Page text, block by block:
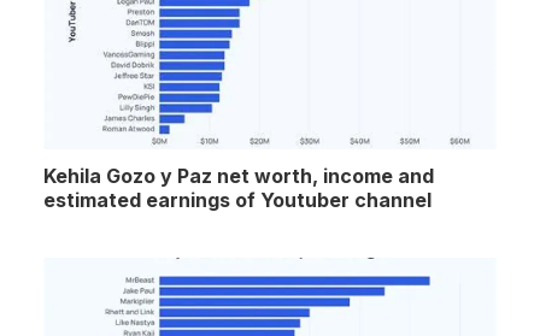
Kehila Gozo y Paz net worth, income and
estimated earnings of Youtuber channel